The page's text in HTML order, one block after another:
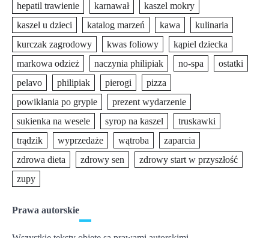
hepatil trawienie
karnawał
kaszel mokry
kaszel u dzieci
katalog marzeń kawa
kulinaria
kurczak zagrodowy
kwas foliowy
kąpiel dziecka
markowa odzież
naczynia philipiak no-spa
ostatki
pelavo
philipiak pierogi
pizza
powikłania po grypie
prezent wydarzenie
sukienka na wesele
syrop na kaszel
truskawki
trądzik
wyprzedaże wątroba
zaparcia
zdrowa dieta
zdrowy sen
zdrowy start w przyszłość
zupy
Prawa autorskie